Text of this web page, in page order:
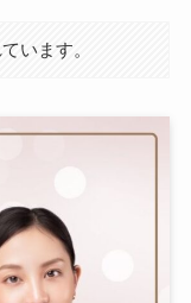
います。